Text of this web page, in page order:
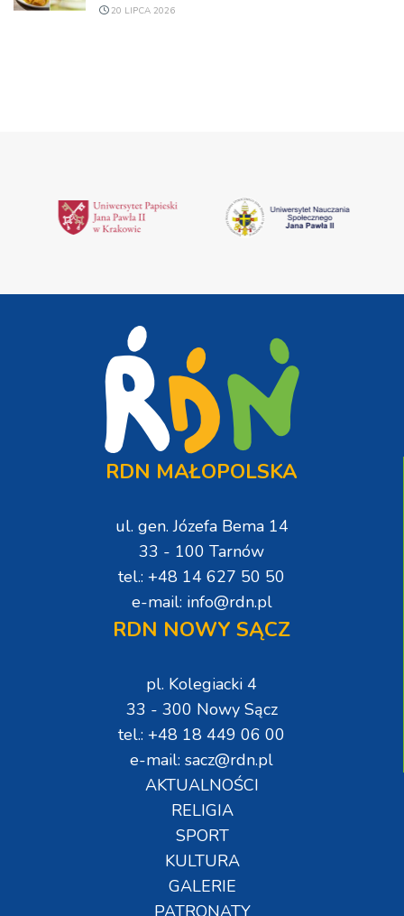
20 LIPCA 2026
RDN MAŁOPOLSKA
ul. gen. Józefa Bema 14
33 - 100 Tarnów
tel.: +48 14 627 50 50
e-mail: info@rdn.pl
RDN NOWY SĄCZ
pl. Kolegiacki 4
33 - 300 Nowy Sącz
tel.: +48 18 449 06 00
e-mail: sacz@rdn.pl
AKTUALNOŚCI
RELIGIA
SPORT
KULTURA
GALERIE
PATRONATY